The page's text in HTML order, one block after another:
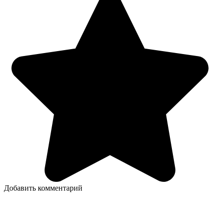
Добавить комментарий